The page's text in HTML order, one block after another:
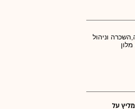
וניהול
על